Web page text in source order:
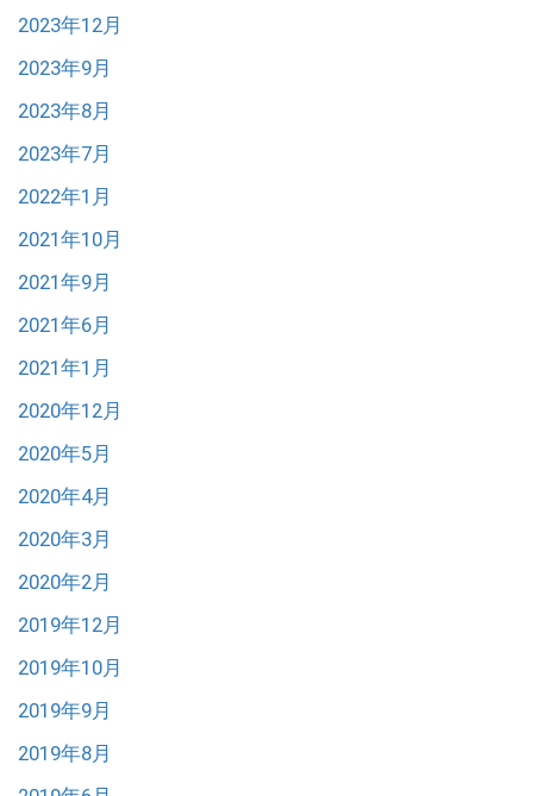
2023年12月
2023年9月
2023年8月
2023年7月
2022年1月
2021年10月
2021年9月
2021年6月
2021年1月
2020年12月
2020年5月
2020年4月
2020年3月
2020年2月
2019年12月
2019年10月
2019年9月
2019年8月